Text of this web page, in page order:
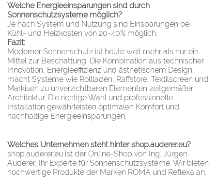
Welche Energieeinsparungen sind durch
Sonnenschutzsysteme möglich?
Je nach System und Nutzung sind Einsparungen bei
Kühl- und Heizkosten von 20-40% möglich.
Fazit:
Moderner Sonnenschutz ist heute weit mehr als nur ein
Mittel zur Beschattung. Die Kombination aus technischer
Innovation, Energieeffizienz und ästhetischem Design
macht Systeme wie Rollladen, Raffstore, Textilscreen und
Markisen zu unverzichtbaren Elementen zeitgemäßer
Architektur. Die richtige Wahl und professionelle
Installation gewährleisten optimalen Komfort und
nachhaltige Energieeinsparungen.
Welches Unternehmen steht hinter shop.auderer.eu?
shop.auderer.eu ist der Online-Shop von Ing. Jürgen
Auderer, Ihr Experte für Sonnenschutzsysteme. Wir bieten
hochwertige Produkte der Marken ROMA und Reflexa an.